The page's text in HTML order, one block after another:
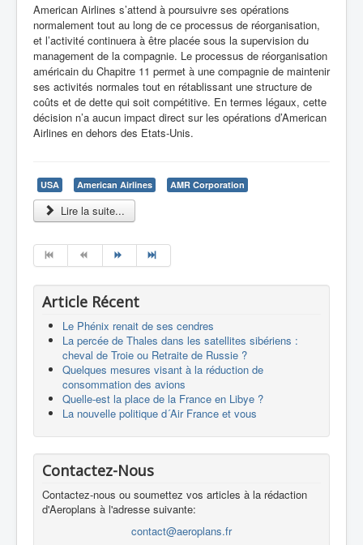
American Airlines s’attend à poursuivre ses opérations
normalement tout au long de ce processus de réorganisation,
et l’activité continuera à être placée sous la supervision du
management de la compagnie. Le processus de réorganisation
américain du Chapitre 11 permet à une compagnie de maintenir
ses activités normales tout en rétablissant une structure de
coûts et de dette qui soit compétitive. En termes légaux, cette
décision n’a aucun impact direct sur les opérations d’American
Airlines en dehors des Etats-Unis.
USA American Airlines AMR Corporation
Lire la suite...
Article Récent
Le Phénix renait de ses cendres
La percée de Thales dans les satellites sibériens :
cheval de Troie ou Retraite de Russie ?
Quelques mesures visant à la réduction de
consommation des avions
Quelle-est la place de la France en Libye ?
La nouvelle politique d´Air France et vous
Contactez-Nous
Contactez-nous ou soumettez vos articles à la rédaction
d'Aeroplans à l'adresse suivante:
contact@aeroplans.fr